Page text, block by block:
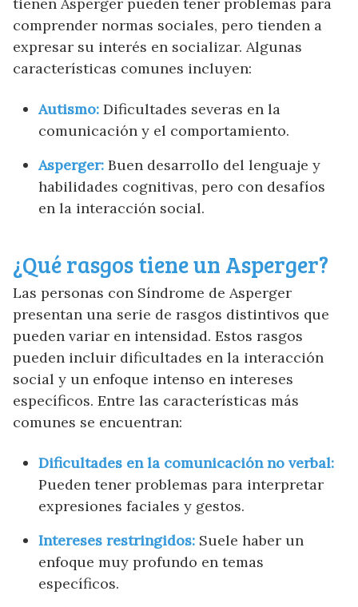
tienen Asperger pueden tener problemas para
comprender normas sociales, pero tienden a
expresar su interés en socializar. Algunas
características comunes incluyen:
Autismo: Dificultades severas en la
comunicación y el comportamiento.
Asperger: Buen desarrollo del lenguaje y
habilidades cognitivas, pero con desafíos
en la interacción social.
¿Qué rasgos tiene un Asperger?
Las personas con Síndrome de Asperger
presentan una serie de rasgos distintivos que
pueden variar en intensidad. Estos rasgos
pueden incluir dificultades en la interacción
social y un enfoque intenso en intereses
específicos. Entre las características más
comunes se encuentran:
Dificultades en la comunicación no verbal:
Pueden tener problemas para interpretar
expresiones faciales y gestos.
Intereses restringidos: Suele haber un
enfoque muy profundo en temas
específicos.